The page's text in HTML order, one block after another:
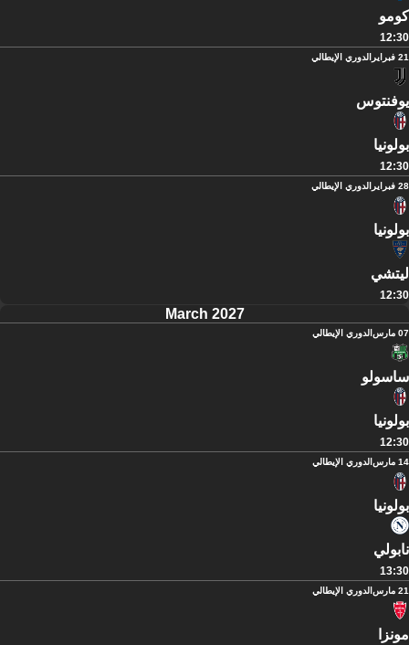
كومو
12:30
21 فبراير الدوري الإيطالي
يوفنتوس
بولونيا
12:30
28 فبراير الدوري الإيطالي
بولونيا
ليتشي
12:30
March 2027
07 مارس الدوري الإيطالي
ساسولو
بولونيا
12:30
14 مارس الدوري الإيطالي
بولونيا
نابولي
13:30
21 مارس الدوري الإيطالي
مونزا